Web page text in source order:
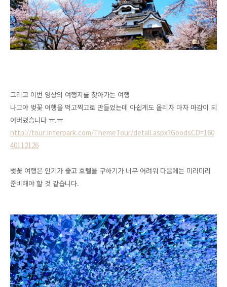
그리고 이번 영상의 여행지를 찾아가는 여행
나고야 벚꽃 여행을 먹고찍고로 만들었는데 아쉽게도 올리자 마자 마감이 되
어버렸습니다 ㅠ.ㅠ
http://tour.interpark.com/ThemeTour/detail.aspx?GoodsCD=160
40112126
벚꽃 여행은 인기가 좋고 호텔을 구하기가 너무 어려워 다음에는 미리미리
준비해야 할 것 같습니다.